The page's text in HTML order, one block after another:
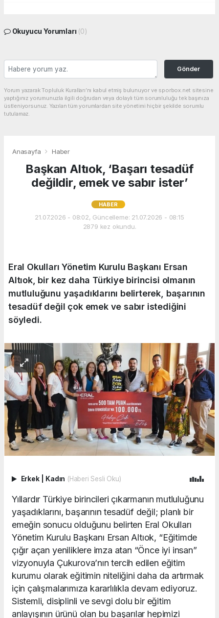
Okuyucu Yorumları (0)
Gönder
Yorum yazarak Topluluk Kuralları’nı kabul etmiş bulunuyor ve sporbox.net sitesine
yaptığınız yorumunuzla ilgili doğrudan veya dolaylı tüm sorumluluğu tek başınıza
üstleniyorsunuz. Yazılan tüm yorumlardan site yönetimi hiçbir şekilde sorumlu
tutulamaz.
Anasayfa Haber
Başkan Altıok, ‘Başarı tesadüf
değildir, emek ve sabır ister’
HABER
21.07.2026 - 08:02, Güncelleme: 21.07.2026 - 08:15
2879 kez okundu.
Eral Okulları Yönetim Kurulu Başkanı Ersan
Altıok, bir kez daha Türkiye birincisi olmanın
mutluluğunu yaşadıklarını belirterek, başarının
tesadüf değil çok emek ve sabır istediğini
söyledi.
Erkek Kadın (Haberi Sesli Oku)
Yıllardır Türkiye birincileri çıkarmanın mutluluğunu
yaşadıklarını, başarının tesadüf değil; planlı bir
emeğin sonucu olduğunu belirten Eral Okulları
Yönetim Kurulu Başkanı Ersan Altıok, “Eğitimde
çığır açan yeniliklere imza atan “Önce iyi insan”
vizyonuyla Çukurova’nın tercih edilen eğitim
kurumu olarak eğitimin niteliğini daha da artırmak
için çalışmalarımıza kararlılıkla devam ediyoruz.
Sistemli, disiplinli ve sevgi dolu bir eğitim
anlayışının ürünü olan bu başarılar hepimizi